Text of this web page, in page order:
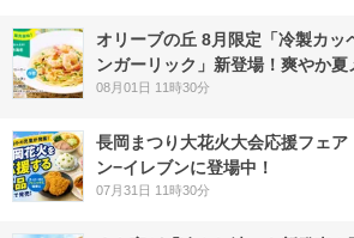
オリーブの丘 8月限定「冷製カッ
ンガーリック」新登場！爽やか
08月01日 11時30分
長岡まつり大花火大会応援フェ
ン−イレブンに登場中！
07月31日 11時30分